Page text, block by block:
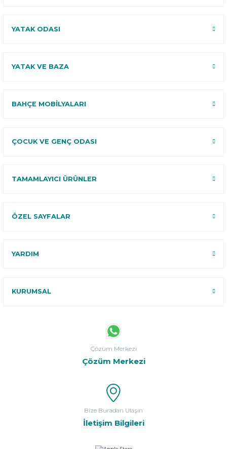
YATAK ODASI
YATAK VE BAZA
BAHÇE MOBİLYALARI
ÇOCUK VE GENÇ ODASI
TAMAMLAYICI ÜRÜNLER
ÖZEL SAYFALAR
YARDIM
KURUMSAL
Çözüm Merkezi
Çözüm Merkezi
Bize Buradan Ulaşın
İletişim Bilgileri